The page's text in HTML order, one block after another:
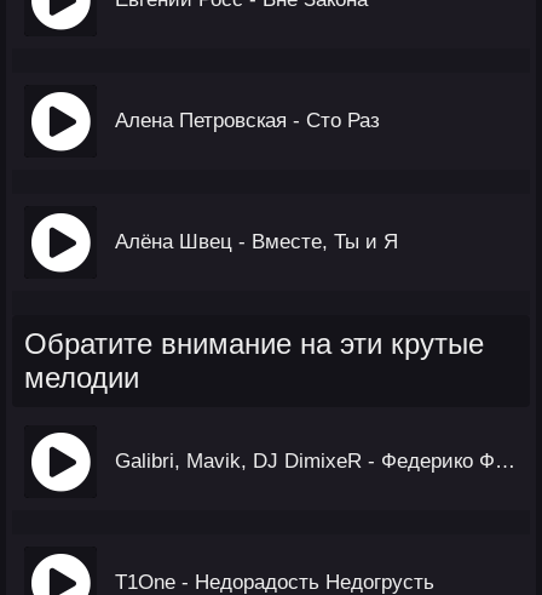
Алена Петровская - Сто Раз
Алёна Швец - Вместе, Ты и Я
Обратите внимание на эти крутые
мелодии
Galibri, Mavik, DJ DimixeR - Федерико Феллини (Remix)
T1One - Недорадость Недогрусть